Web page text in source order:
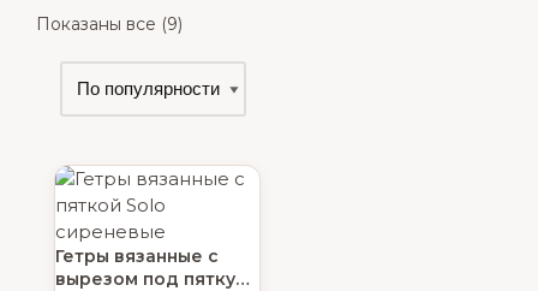
Показаны все (9)
Гетры вязанные с
вырезом под пятку